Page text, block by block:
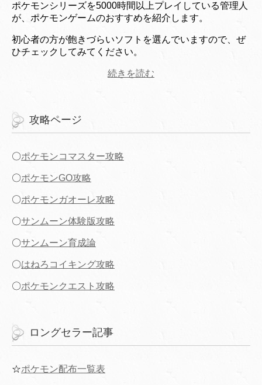
ポケモンシリーズを5000時間以上プレイしている管理人
が、ポケモンゲームのおすすめを紹介します。
初心者の方が飽きづらいソフトを選んでいますので、ぜ
ひチェックしてみてください。
続きを読む
攻略ページ
〇ポケモンコマスター攻略
〇ポケモンGO攻略
〇ポケモンガオーレ攻略
〇サンムーン体験版攻略
〇サンムーン育成論
〇はねろコイキング攻略
〇ポケモンクエスト攻略
ロングセラー記事
☆ポケモン配布一覧表